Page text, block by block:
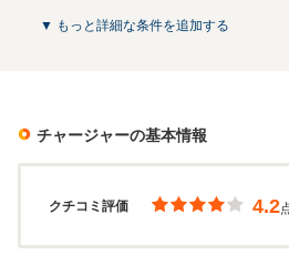
▼ もっと詳細な条件を追加する
チャージャーの基本情報
クチコミ評価 4.2